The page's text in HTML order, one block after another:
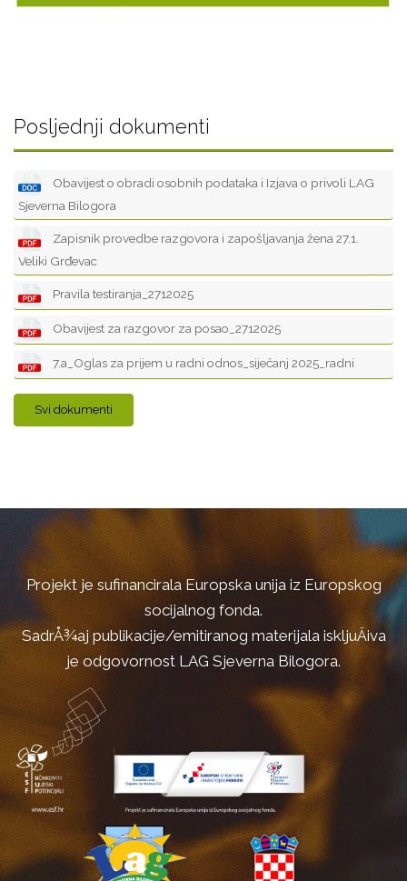
Posljednji dokumenti
Obavijest o obradi osobnih podataka i Izjava o privoli LAG
Sjeverna Bilogora
Zapisnik provedbe razgovora i zapošljavanja žena 27.1.
Veliki Grđevac
Pravila testiranja_2712025
Obavijest za razgovor za posao_2712025
7.a_Oglas za prijem u radni odnos_siječanj 2025_radni
Svi dokumenti
Projekt je sufinancirala Europska unija iz Europskog
socijalnog fonda.
SadrÅ¾aj publikacije/emitiranog materijala iskljuÄiva
je odgovornost LAG Sjeverna Bilogora.